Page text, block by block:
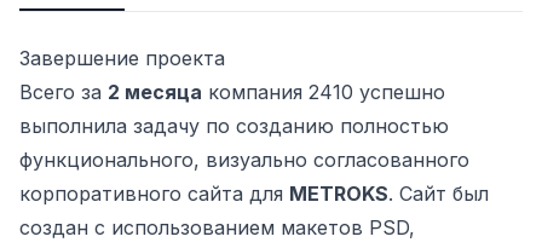
Завершение проекта
Всего за 2 месяца компания 2410 успешно
выполнила задачу по созданию полностью
функционального, визуально согласованного
корпоративного сайта для METROKS. Сайт был
создан с использованием макетов PSD,